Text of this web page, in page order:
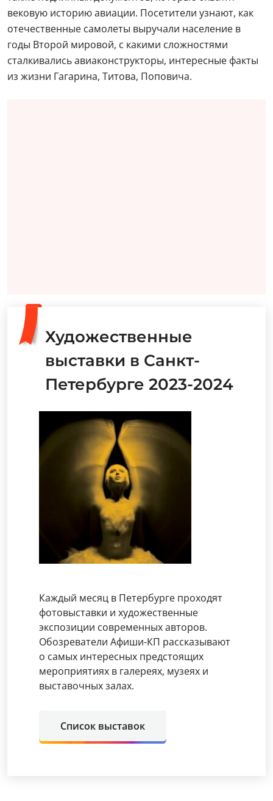
вековую историю авиации. Посетители узнают, как
отечественные самолеты выручали население в
годы Второй мировой, с какими сложностями
сталкивались авиаконструкторы, интересные факты
из жизни Гагарина, Титова, Поповича.
Художественные
выставки в Санкт-
Петербурге 2023-2024
Каждый месяц в Петербурге проходят
фотовыставки и художественные
экспозиции современных авторов.
Обозреватели Афиши-КП рассказывают
о самых интересных предстоящих
мероприятиях в галереях, музеях и
выставочных залах.
Список выставок